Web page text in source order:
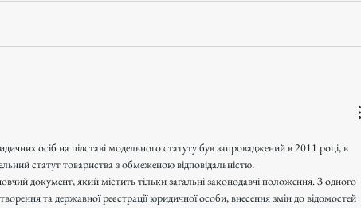
осіб на підставі модельного статуту був запроваджений в 2011 році, в
статут товариства з обмеженою відповідальністю.
документ, який містить тільки загальні законодавчі положення. З одного
та державної реєстрації юридичної особи, внесення змін до відомостей